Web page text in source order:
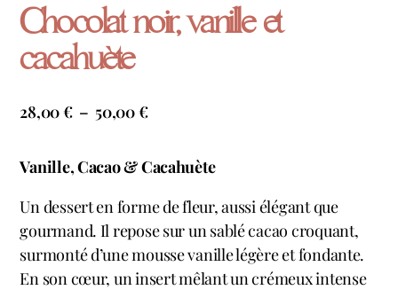
Chocolat noir, vanille et
cacahuète
28,00€ – 50,00€
Vanille, Cacao & Cacahuète
Un dessert en forme de fleur, aussi élégant que
gourmand. Il repose sur un sablé cacao croquant,
surmonté d’une mousse vanille légère et fondante.
En son cœur, un insert mêlant un crémeux intense